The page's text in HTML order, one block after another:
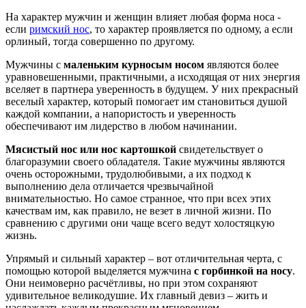
На характер мужчин и женщин влияет любая форма носа -
если римский нос, то характер проявляется по одному, а если
орлиный, тогда совершенно по другому.
Мужчины с маленьким курносым носом являются более
уравновешенными, практичными, а исходящая от них энергия
вселяет в партнера уверенность в будущем. У них прекрасный
веселый характер, который помогает им становиться душой
каждой компании, а напористость и уверенность
обеспечивают им лидерство в любом начинании.
Мясистый нос или нос картошкой свидетельствует о
благоразумии своего обладателя. Такие мужчины являются
очень осторожными, трудолюбивыми, а их подход к
выполнению дела отличается чрезвычайной
внимательностью. Но самое странное, что при всех этих
качествам им, как правило, не везет в личной жизни. По
сравнению с другими они чаще всего ведут холостяцкую
жизнь.
Упрямый и сильный характер – вот отличительная черта, с
помощью которой выделяется мужчина с горбинкой на носу.
Они неимоверно расчётливы, но при этом сохраняют
удивительное великодушие. Их главный девиз – жить и